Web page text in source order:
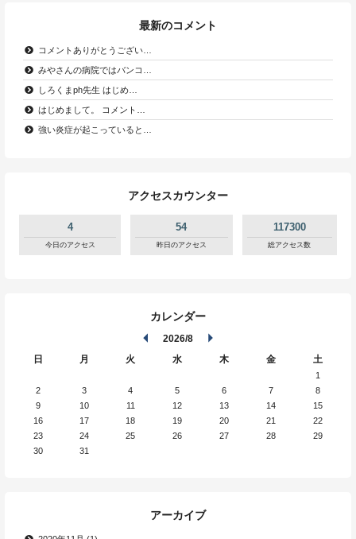
最新のコメント
コメントありがとうござい…
みやさんの病院ではバンコ…
しろくまph先生 はじめ…
はじめまして。 コメント…
強い炎症が起こっていると…
アクセスカウンター
4
今日のアクセス
54
昨日のアクセス
117300
総アクセス数
カレンダー
2026/8
日
月 火 水 木 金 土
1
2
3 4 5 6 7
8
9
10 11 12 13 14
15
16
17 18 19 20 21
22
23
24 25 26 27 28
29
30
31
アーカイブ